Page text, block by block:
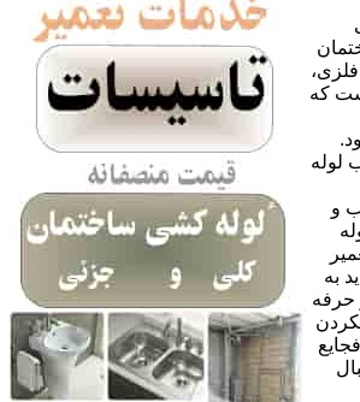
که
لوله
و
به
حرفه